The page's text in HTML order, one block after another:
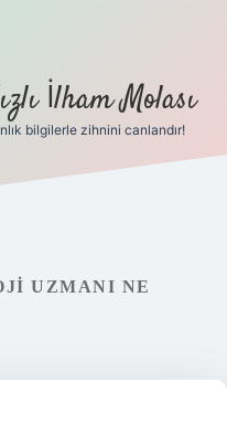
İlham Molası
bilgilerle zihnini canlandır!
UZMANI NE